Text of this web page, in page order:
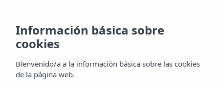
Información básica sobre
cookies
Bienvenido/a a la información básica sobre las cookies
de la página web.